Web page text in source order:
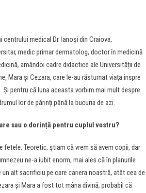
medical Dr. Ianoși din Craiova,
medic primar dermatolog, doctor în medicină
amândoi cadre didactice ale Universității de
Mara și Cezara, care le-au răsturnat viața înspre
pentru că luna aceasta vorbim mai mult despre
lor de părinți până la bucuria de azi.
sau o dorință pentru cuplul vostru?
fetele. Teoretic, știam că vrem să avem copii, dar
ne-a iubit enorm, mai ales că în planurile
alt sacrificiu pe care cariera noastră, atât cea de
și Mara a fost tot mâna divină, probabil că